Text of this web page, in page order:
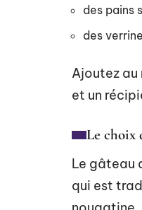
des pains
des
Ajoutez au
et un
Le choix
Le gâteau
qui est